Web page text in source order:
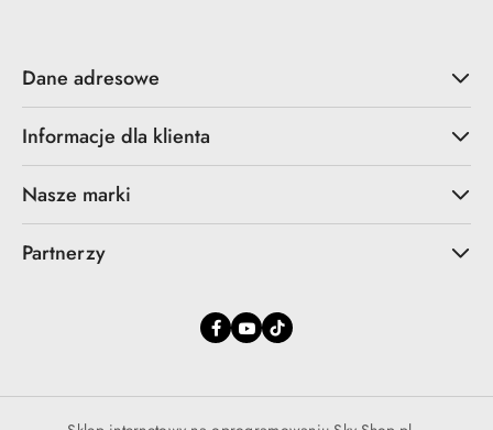
Dane adresowe
Informacje dla klienta
Nasze marki
Partnerzy